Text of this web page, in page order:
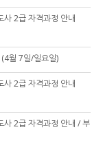
2급 자격과정 안내
월 7일/일요일)
2급 자격과정 안내
사 2급 자격과정 안내 / 부